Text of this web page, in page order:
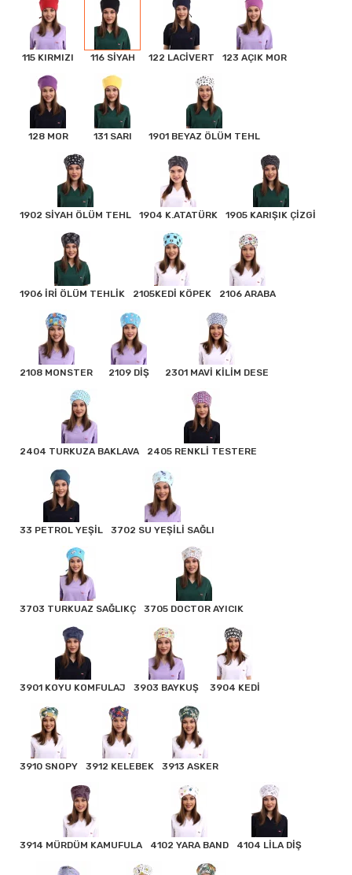
115 KIRMIZI 116 SİYAH 122 LACİVERT 123 AÇIK MOR
128 MOR 131 SARI 1901 BEYAZ ÖLÜM TEHL
1902 SİYAH ÖLÜM TEHL 1904 K.ATATÜRK 1905 KARIŞIK ÇİZGİ
1906 İRİ ÖLÜM TEHLİK 2105KEDİ KÖPEK 2106 ARABA
2108 MONSTER 2109 DİŞ 2301 MAVİ KİLİM DESE
2404 TURKUZA BAKLAVA 2405 RENKLİ TESTERE
33 PETROL YEŞİL 3702 SU YEŞİLİ SAĞLI
3703 TURKUAZ SAĞLIKÇ 3705 DOCTOR AYICIK
3901 KOYU KOMFULAJ 3903 BAYKUŞ 3904 KEDİ
3910 SNOPY 3912 KELEBEK 3913 ASKER
3914 MÜRDÜM KAMUFULA 4102 YARA BAND 4104 LİLA DİŞ